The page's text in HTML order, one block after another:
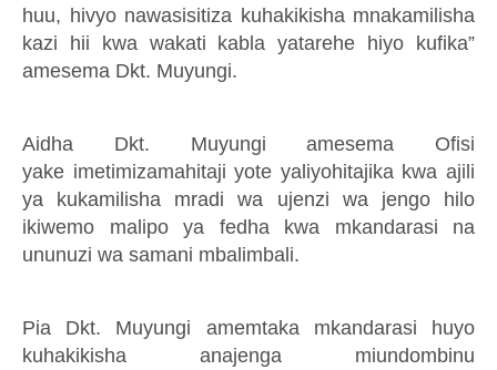
huu, hivyo nawasisitiza kuhakikisha mnakamilisha
kazi hii kwa wakati kablayatarehe hiyo kufika”
amesema Dkt. Muyungi.
Aidha Dkt. Muyungi amesema Ofisi
yake imetimizamahitaji yote yaliyohitajika kwa ajili
ya kukamilisha mradi wa ujenzi wa jengo hilo
ikiwemo malipo ya fedha kwa mkandarasi na
ununuzi wa samani mbalimbali.
Pia Dkt. Muyungi amemtaka mkandarasi huyo
kuhakikisha anajenga miundombinu